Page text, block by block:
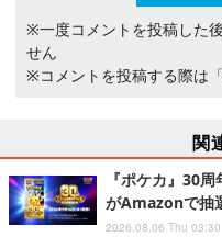
※一度コメントを投稿した
せん
※コメントを投稿する際は
関
『ポケカ』30
がAmazonで抽
2026.08.06 Thu 03:30